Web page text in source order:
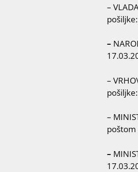
–
–
–
pošiljke:
–
poštom
–